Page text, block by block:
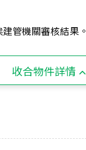
管機關審核結果。
收合物件詳情